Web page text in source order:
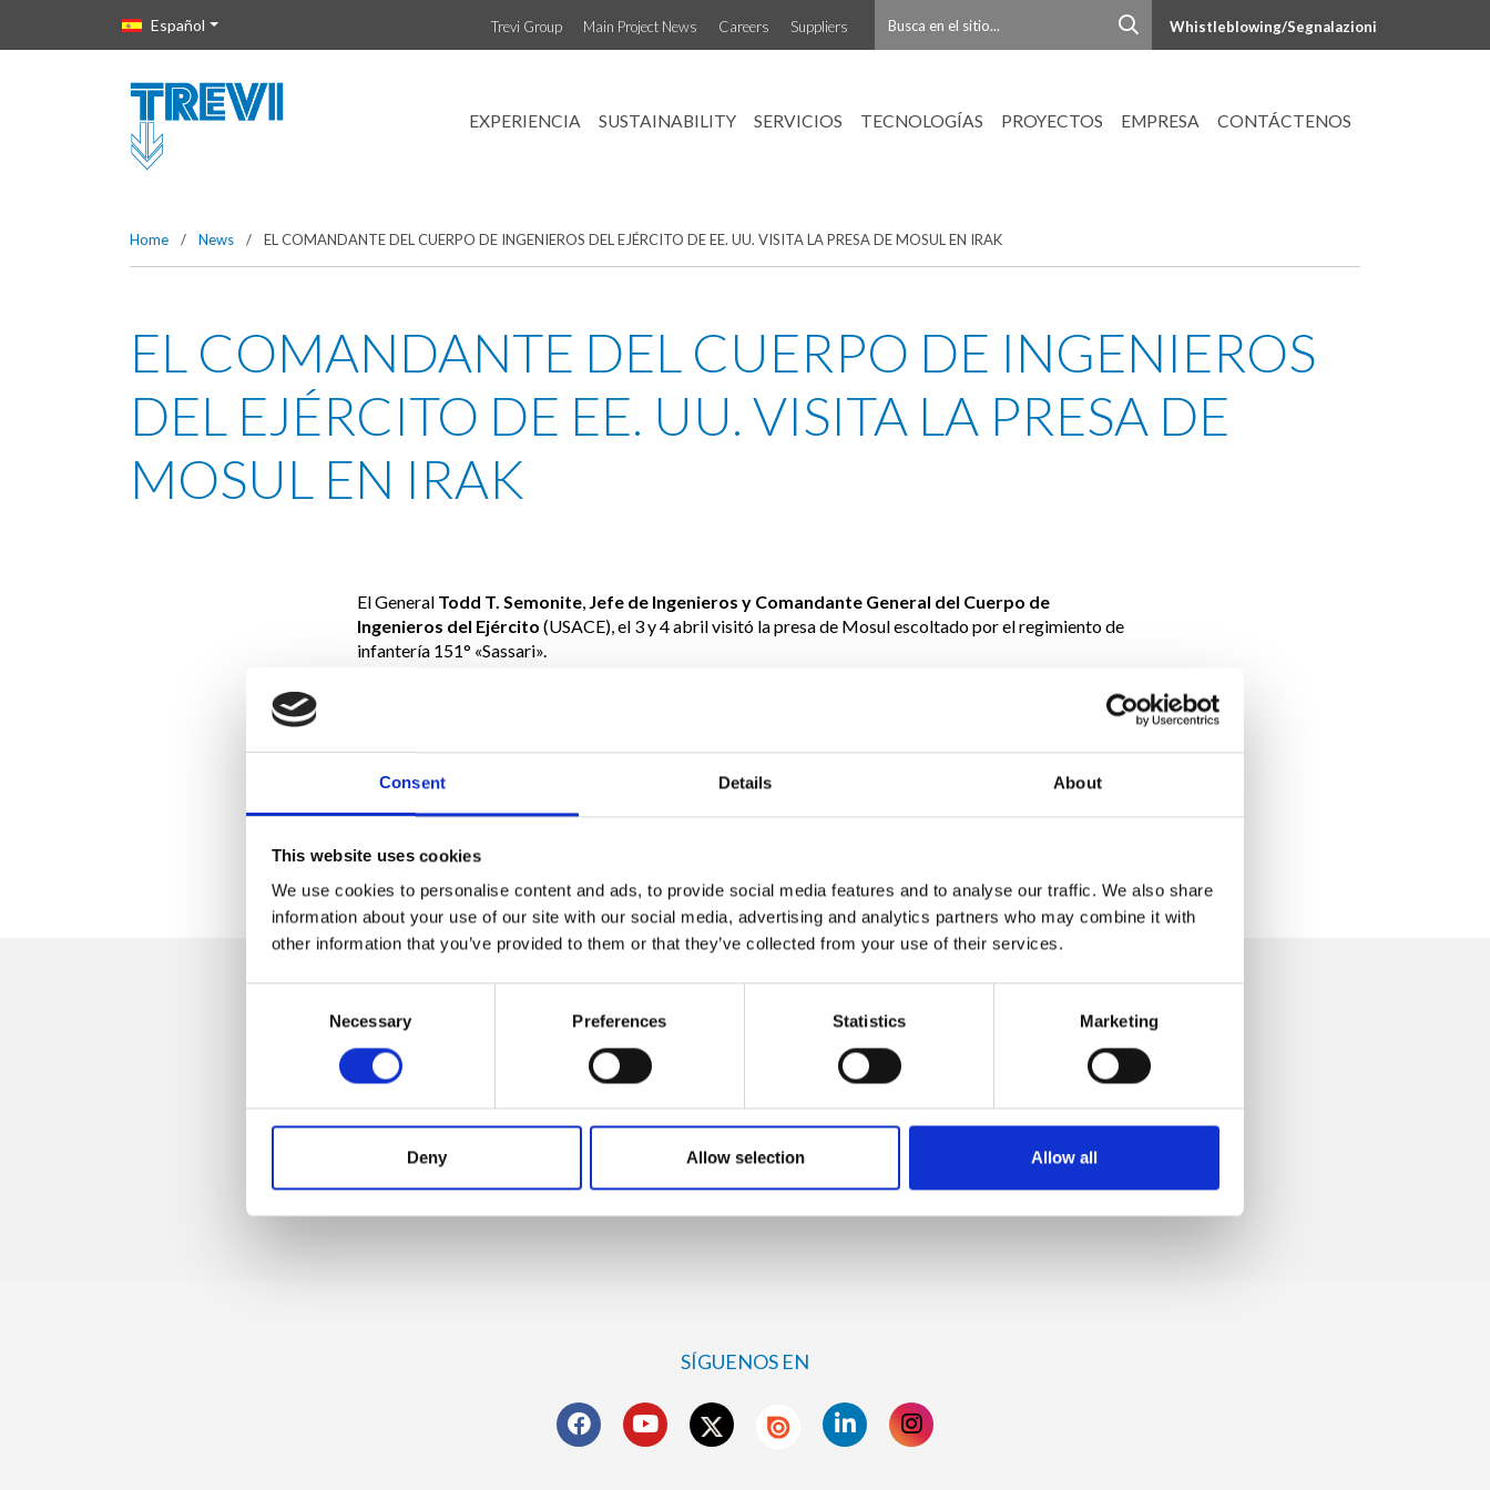
Consent Details About
This website uses cookies
We use cookies to personalise content and ads, to provide social media features and to analyse our traffic. We also share
information about your use of our site with our social media, advertising and analytics partners who may combine it with
other information that you’ve provided to them or that they’ve collected from your use of their services.
Necessary Preferences Statistics Marketing
Deny Allow selection Allow all
Español Trevi Group Main Project News Careers Suppliers Whistleblowing/Segnalazioni
EXPERIENCIA SUSTAINABILITY SERVICIOS TECNOLOGÍAS PROYECTOS EMPRESA CONTÁCTENOS
Home / News / EL COMANDANTE DEL CUERPO DE INGENIEROS DEL EJÉRCITO DE EE. UU. VISITA LA PRESA DE MOSUL EN IRAK
EL COMANDANTE DEL CUERPO DE INGENIEROS
DEL EJÉRCITO DE EE. UU. VISITA LA PRESA DE
MOSUL EN IRAK
El General Todd T. Semonite, Jefe de Ingenieros y Comandante General del Cuerpo de
Ingenieros del Ejército (USACE), el 3 y 4 abril visitó la presa de Mosul escoltado por el regimiento de
infantería 151° «Sassari».
y el personal militar y civil que participan
comprometió a garantizar la seguridad de la presa.
Solicitar información
SÍGUENOS EN